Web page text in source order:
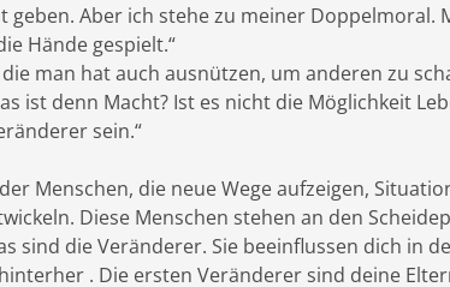
geben. Aber ich stehe zu meiner
Hände gespielt.“
man hat auch ausnützen, um anderen zu
ist denn Macht? Ist es nicht die Möglichkeit
sein.“
Menschen, die neue Wege aufzeigen,
Diese Menschen stehen an den
sind die Veränderer. Sie beeinflussen dich in
. Die ersten Veränderer sind deine